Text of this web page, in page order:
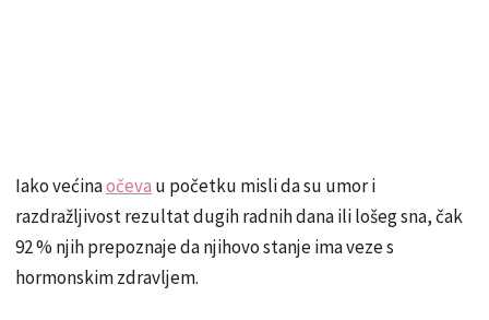
Iako većinaočeva u početku misli da su umor i
razdražljivost rezultat dugih radnih dana ili lošeg sna, čak
92 % njih prepoznaje da njihovo stanje ima veze s
hormonskim zdravljem.